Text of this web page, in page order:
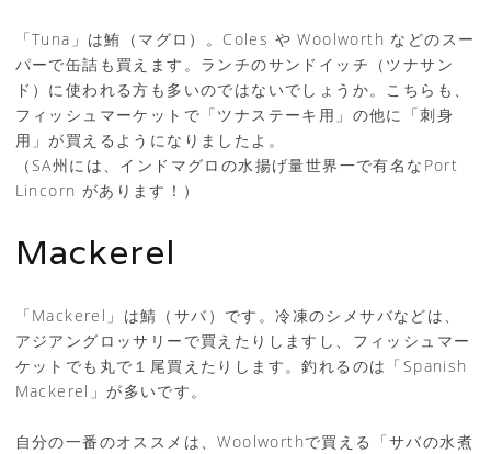
「Tuna」は鮪（マグロ）。Coles や Woolworth などのスー
パーで缶詰も買えます。ランチのサンドイッチ（ツナサン
ド）に使われる方も多いのではないでしょうか。こちらも、
フィッシュマーケットで「ツナステーキ用」の他に「刺身
用」が買えるようになりましたよ。
（SA州には、インドマグロの水揚げ量世界一で有名なPort
Lincorn があります！）
Mackerel
「Mackerel」は鯖（サバ）です。冷凍のシメサバなどは、
アジアングロッサリーで買えたりしますし、フィッシュマー
ケットでも丸で１尾買えたりします。釣れるのは「Spanish
Mackerel」が多いです。
自分の一番のオススメは、Woolworthで買える「サバの水煮